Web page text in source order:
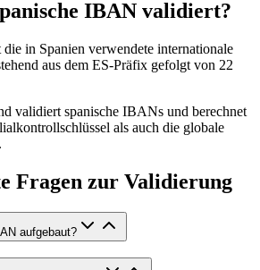
IBAN validiert?
in Spanien verwendete internationale
aus dem ES-Präfix gefolgt von 22
validiert spanische IBANs und berechnet
als auch die globale
Fragen zur Validierung
aufgebaut?